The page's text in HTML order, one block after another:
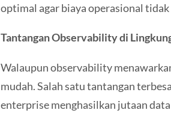
optimal agar biaya operasional tidak
Tantangan Observability di
Walaupun observability
mudah. Salah satu tantangan
enterprise menghasilkan jutaan